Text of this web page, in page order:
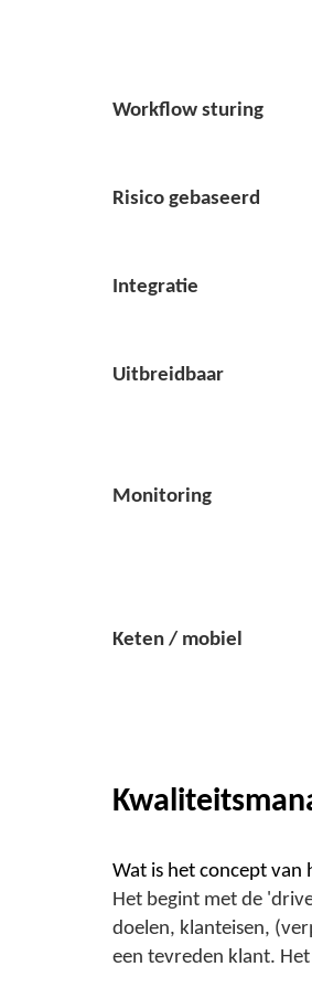
Workflow sturing
Risico gebaseerd
Integratie
Uitbreidbaar
Monitoring
Keten / mobiel
Wat is het concept van
Het begint met de
doelen, klanteisen,
een tevreden klant.